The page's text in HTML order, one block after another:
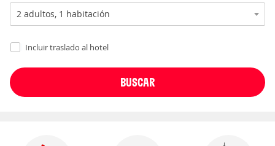
Incluir traslado al hotel